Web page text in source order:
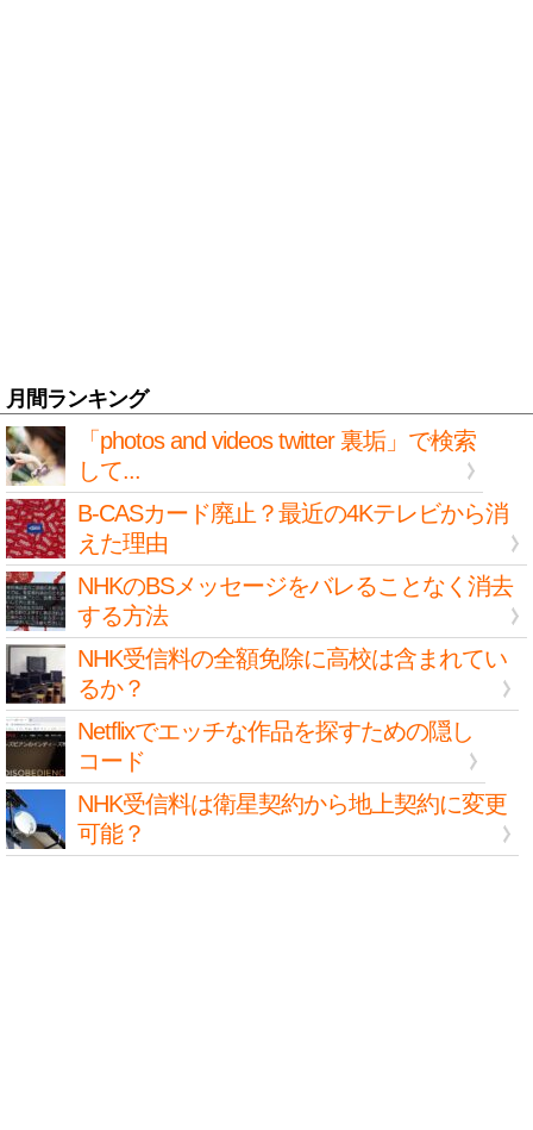
月間ランキング
「photos and videos twitter 裏垢」で検索
して...
B-CASカード廃止？最近の4Kテレビから消
えた理由
NHKのBSメッセージをバレることなく消去
する方法
NHK受信料の全額免除に高校は含まれてい
るか？
Netflixでエッチな作品を探すための隠し
コード
NHK受信料は衛星契約から地上契約に変更
可能？